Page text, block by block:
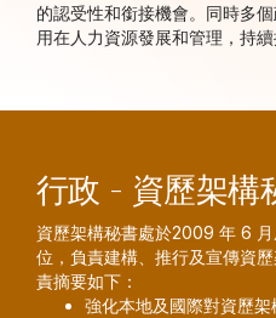
的認受性和銜接機會。同時多
用在人力資源發展和管理，持
行政 - 資歷架構
資歷架構秘書處於2009 年 6
位，負責建構、推行及宣傳資
責摘要如下：
強化本地及國際對資歷